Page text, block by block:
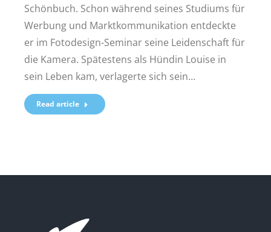
Schönbuch. Schon während seines Studiums für
Werbung und Marktkommunikation entdeckte
er im Fotodesign-Seminar seine Leidenschaft für
die Kamera. Spätestens als Hündin Louise in
sein Leben kam, verlagerte sich sein…
Read article